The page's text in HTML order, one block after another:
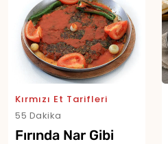
Kırmızı Et Tarifleri
55 Dakika
Fırında Nar Gibi